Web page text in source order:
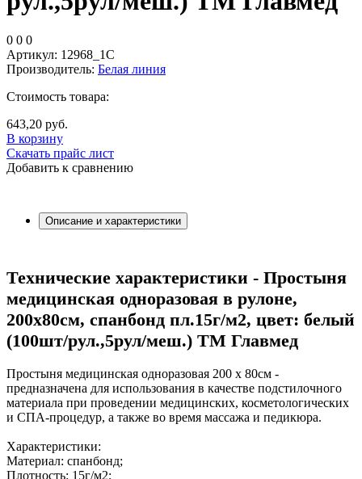
0 0 0
Артикул: 12968_1С
Производитель: Белая линия
Стоимость товара:
643,20 руб.
В корзину
Скачать прайс лист
Добавить к сравнению
Описание и характеристики
Технические характеристики - Простыня
медицинская одноразовая в рулоне,
200х80см, спанбонд пл.15г/м2, цвет: белый
(100шт/рул.,5рул/меш.) ТМ Главмед
Простыня медицинская одноразовая 200 х 80см -
предназначена для использования в качестве подстилочного
материала при проведении медицинских, косметологических
и СПА-процедур, а также во время массажа и педикюра.
Характеристики:
Материал: спанбонд;
Плотность: 15г/м2;